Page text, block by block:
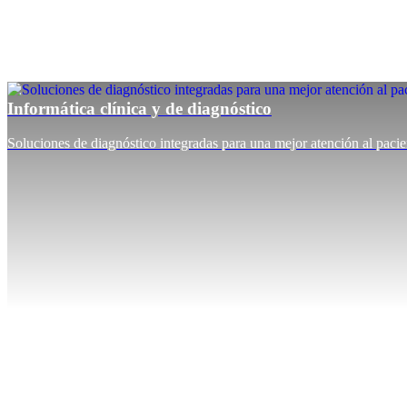
Informática clínica y de diagnóstico
Soluciones de diagnóstico integradas para una mejor atención al